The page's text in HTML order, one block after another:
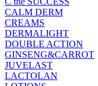
CALM DERM
CREAMS
DERMALIGHT
DOUBLE ACTION
GINSENG&CARROT
JUVELAST
LACTOLAN